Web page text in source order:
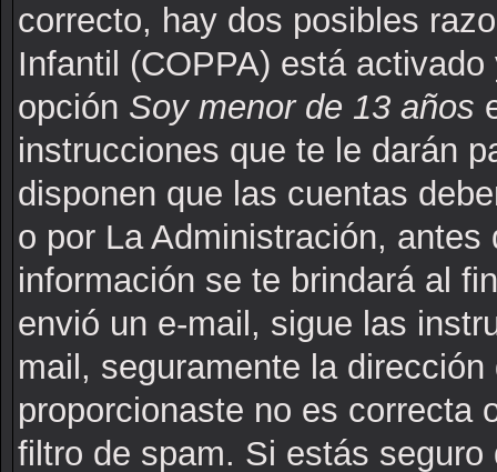
correcto, hay dos posibles
Infantil (COPPA) está
opción Soy menor de 13 años
instrucciones que te le darán
disponen que las cuentas
o por La Administración,
información se te brindará al
envió un e-mail, sigue las
mail, seguramente la
proporcionaste no es correcta
filtro de spam. Si estás